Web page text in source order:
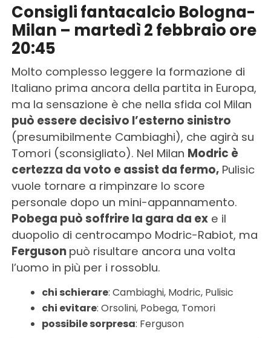
Consigli fantacalcio Bologna-
Milan – martedì 2 febbraio ore
20:45
Molto complesso leggere la formazione di
Italiano prima ancora della partita in Europa,
ma la sensazione è che nella sfida col Milan
può essere decisivo l’esterno sinistro
(presumibilmente Cambiaghi), che agirà su
Tomori (sconsigliato). Nel Milan Modric è
certezza da voto e assist da fermo,Pulisic
vuole tornare a rimpinzare lo score
personale dopo un mini-appannamento.
Pobega può soffrire la gara da exe il
duopolio di centrocampo Modric-Rabiot, ma
Ferguson può risultare ancora una volta
l’uomo in più per i rossoblu.
chi schierare: Cambiaghi, Modric, Pulisic
chi evitare: Orsolini, Pobega, Tomori
possibile sorpresa: Ferguson